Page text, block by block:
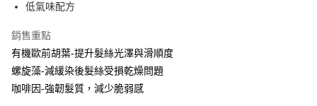
AFTEE先享後付
相關說明
AFTEE先享後付是「在收到商品之後才付款」的支付方式。 讓您購物簡單
ATM付款
低氣味配方
銷售重點
有機歐前胡葉-提升髮絲光澤與滑順度
螺旋藻-減緩染後髮絲受損乾燥問題
咖啡因-強韌髮質，減少脆弱感